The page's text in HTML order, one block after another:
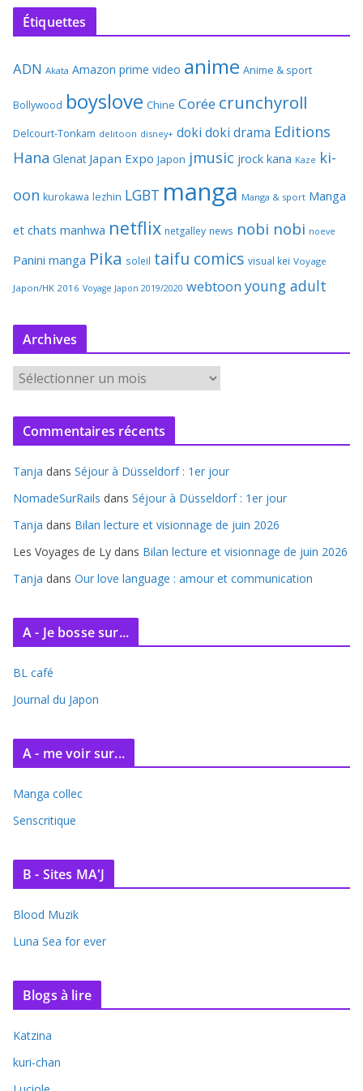
Étiquettes
ADN Akata Amazon prime video anime Anime & sport
Bollywood boyslove Chine Corée crunchyroll
Delcourt-Tonkam delitoon disney+ doki doki drama Editions
Hana Glenat Japan Expo Japon jmusic jrock kana Kaze ki-
oon kurokawa lezhin LGBT manga Manga & sport Manga
et chats manhwa netflix netgalley news nobi nobi noeve
Panini manga Pika soleil taifu comics visual kei Voyage
Japon/HK 2016 Voyage Japon 2019/2020 webtoon young adult
Archives
c
v
e
s
Commentaires récents
Tanja dans Séjour à Düsseldorf : 1er jour
NomadeSurRails dans Séjour à Düsseldorf : 1er jour
Tanja dans Bilan lecture et visionnage de juin 2026
Les Voyages de Ly dans Bilan lecture et visionnage de juin 2026
Tanja dans Our love language : amour et communication
A - Je bosse sur...
BL café
Journal du Japon
A - me voir sur...
Manga collec
Senscritique
B - Sites MA'J
Blood Muzik
Luna Sea for ever
Blogs à lire
Katzina
kuri-chan